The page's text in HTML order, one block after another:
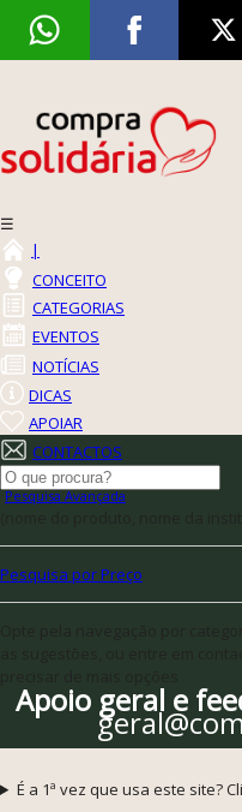
☰
|
CONCEITO
CATEGORIAS
EVENTOS
NOTÍCIAS
DICAS
APOIAR
CONTACTOS
Pesquisa Avançada
Pesquisa por Preço
Apoio geral e
É a 1ª vez que usa este site?